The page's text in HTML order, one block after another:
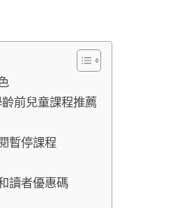
前兒童課程推薦
暫停課程
讀者優惠碼